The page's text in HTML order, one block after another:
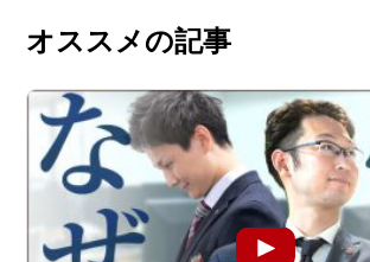
オススメの記事